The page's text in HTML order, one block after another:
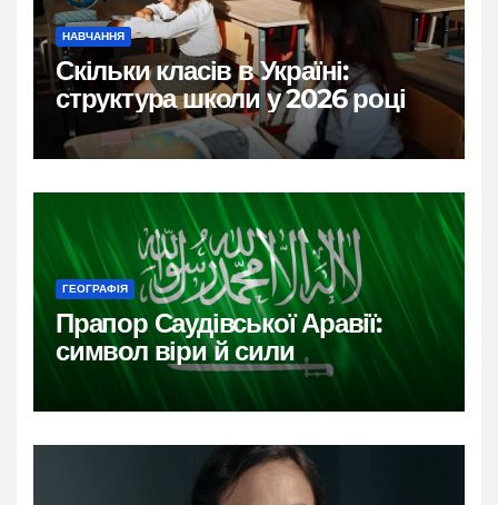
НАВЧАННЯ
Скільки класів в Україні:
структура школи у 2026 році
ГЕОГРАФІЯ
Прапор Саудівської Аравії:
символ віри й сили